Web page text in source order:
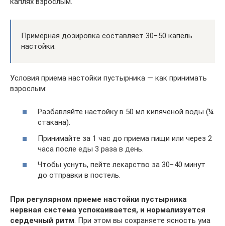
Примерная дозировка составляет 30−50 капель
настойки.
Условия приема настойки пустырника — как принимать
взрослым:
Разбавляйте настойку в 50 мл кипяченой воды (¼
стакана).
Принимайте за 1 час до приема пищи или через 2
часа после еды 3 раза в день.
Чтобы уснуть, пейте лекарство за 30−40 минут
до отправки в постель.
При регулярном приеме настойки пустырника
нервная система успокаивается, и нормализуется
сердечный ритм. При этом вы сохраняете ясность ума